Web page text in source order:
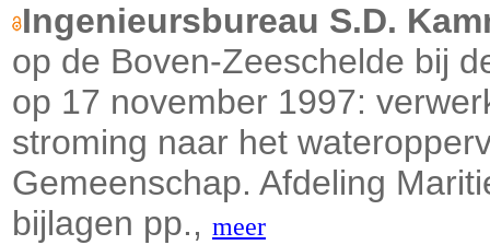
Ingenieursbureau S.D.
op de Boven-Zeeschelde bij
op 17 november 1997:
stroming naar het
Gemeenschap. Afdeling
bijlagen pp., meer